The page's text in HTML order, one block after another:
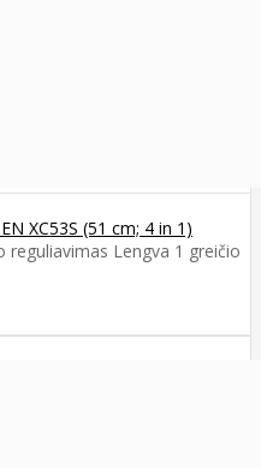
XC53S (51 cm; 4 in 1)
Lengva 1 greičio